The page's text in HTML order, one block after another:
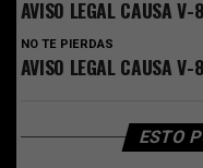
AVISO LEGAL CAUSA
NO TE PIERDAS
AVISO LEGAL CAUSA
ESTO